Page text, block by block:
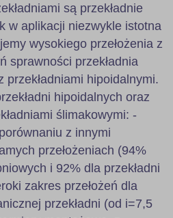
są przekładnie
w aplikacji niezwykle istotna
wysokiego przełożenia z
sprawności przekładnia
przekładniami hipoidalnymi.
hipoidalnych oraz
ślimakowymi: -
z innymi
przełożeniach (94%
i 92% dla przekładni
zakres przełożeń dla
przekładni (od i=7,5